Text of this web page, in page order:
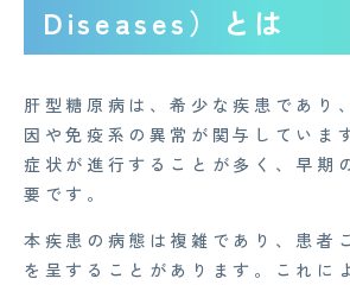
Diseases）とは
肝型糖原病は、希少な疾患であり
因や免疫系の異常が関与していま
症状が進行することが多く、早期
要です。
本疾患の病態は複雑であり、患者
を呈することがあります。これに